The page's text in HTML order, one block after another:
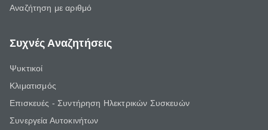
Αναζήτηση με αριθμό
Συχνές Αναζητήσεις
Ψυκτικοί
Κλιματισμός
Επισκευές - Συντήρηση Ηλεκτρικών Συσκευών
Συνεργεία Αυτοκινήτων